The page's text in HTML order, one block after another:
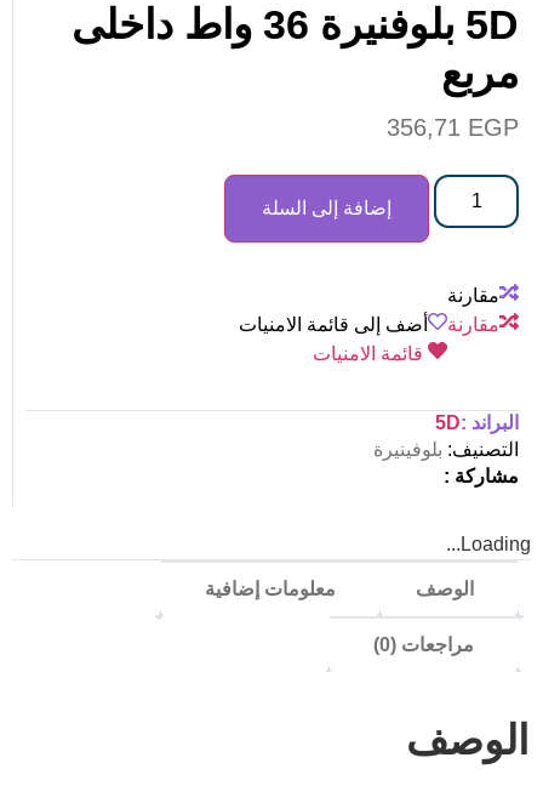
5D بلوفنيرة 36 واط داخلى
مربع
356,71 EGP
إضافة إلى السلة
مقارنة
مقارنة
أضف إلى قائمة الامنيات
قائمة الامنيات
البراند :5D
التصنيف: بلوفينيرة
مشاركة :
Loading...
الوصف معلومات إضافية
مراجعات (0)
الوصف